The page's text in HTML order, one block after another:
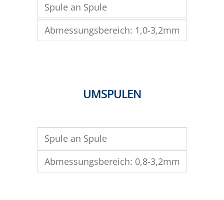
Spule an Spule
Abmessungsbereich: 1,0-3,2mm
UMSPULEN
Spule an Spule
Abmessungsbereich: 0,8-3,2mm